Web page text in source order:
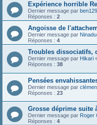
Expérience horrible
Dernier message par ben129
Réponses : 2
Angoisse de
Dernier message par
Réponses : 4
Troubles dissociatifs,
Dernier message par Hikari
Réponses : 38
Pensées
Dernier message par
Réponses : 23
Grosse déprime suite
Dernier message par Roger
Réponses : 4